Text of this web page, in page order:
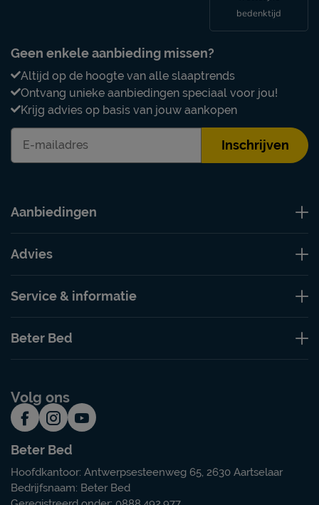
bedenktijd
Geen enkele aanbieding missen?
Altijd op de hoogte van alle slaaptrends
Ontvang unieke aanbiedingen speciaal voor jou!
Krijg advies op basis van jouw aankopen
Inschrijven
Aanbiedingen
Advies
Service & informatie
Beter Bed
Volg ons
Beter Bed
Hoofdkantoor: Antwerpsesteenweg 65, 2630 Aartselaar
Bedrijfsnaam: Beter Bed